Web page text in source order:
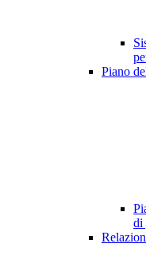
Piano
di